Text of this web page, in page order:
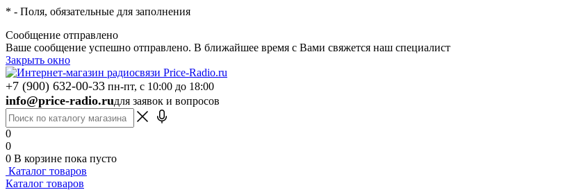
* - Поля, обязательные для заполнения
Сообщение отправлено
Ваше сообщение успешно отправлено. В ближайшее время с Вами свяжется наш специалист
Закрыть окно
+7 (900) 632-00-33 пн-пт, с 10:00 до 18:00
info@price-radio.ruдля заявок и вопросов
0
0
0 В корзине пока пусто
Каталог товаров
Каталог товаров